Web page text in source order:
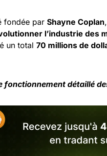
fondée par Shayne Coplan
l’industrie des
un total 70 millions de
fonctionnement détaillé